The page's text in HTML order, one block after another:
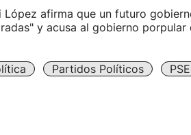
afirma que un futuro
y acusa al gobierno porpular
Partidos Políticos